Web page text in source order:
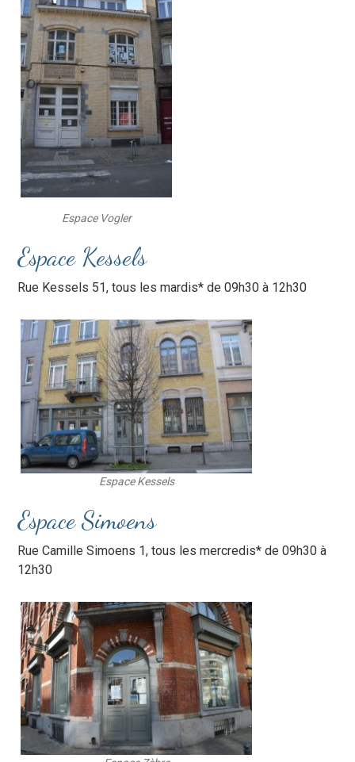
Espace Vogler
Espace Kessels
Rue Kessels 51, tous les mardis* de 09h30 à 12h30
Espace Kessels
Espace Simoens
Rue Camille Simoens 1, tous les mercredis* de 09h30 à
12h30